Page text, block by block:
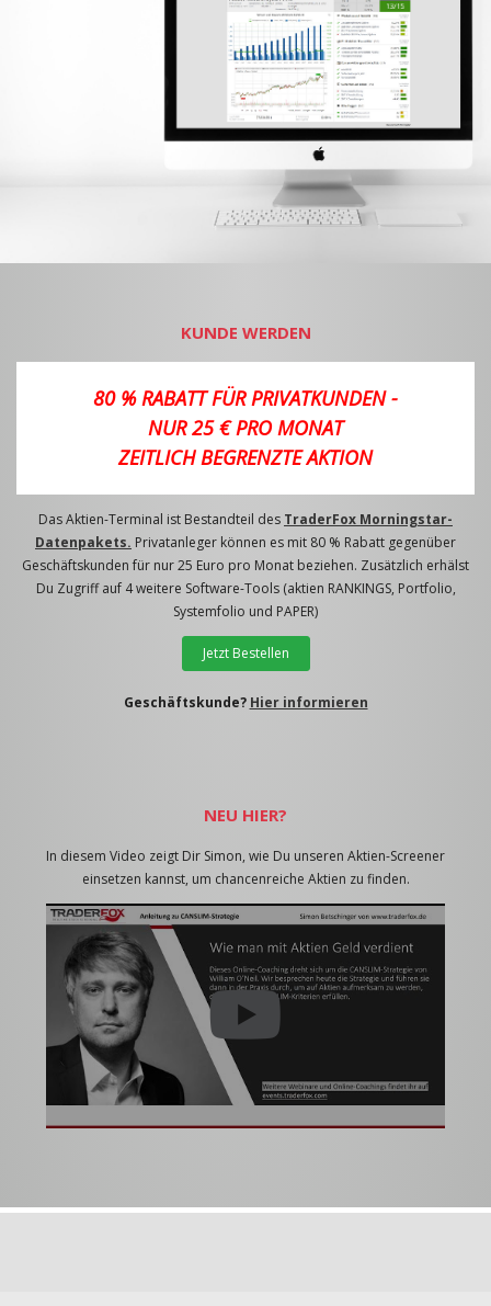
KUNDE WERDEN
80 % RABATT FÜR PRIVATKUNDEN -
NUR 25 € PRO MONAT
ZEITLICH BEGRENZTE AKTION
Das Aktien-Terminal ist Bestandteil des TraderFox Morningstar-
Datenpakets. Privatanleger können es mit 80 % Rabatt gegenüber
Geschäftskunden für nur 25 Euro pro Monat beziehen. Zusätzlich erhälst
Du Zugriff auf 4 weitere Software-Tools (aktien RANKINGS, Portfolio,
Systemfolio und PAPER)
Jetzt Bestellen
Geschäftskunde? Hier informieren
NEU HIER?
In diesem Video zeigt Dir Simon, wie Du unseren Aktien-Screener
einsetzen kannst, um chancenreiche Aktien zu finden.